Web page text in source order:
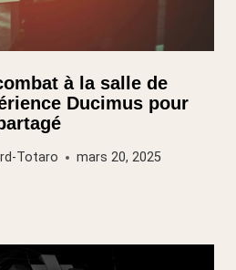
à la salle de
Ducimus pour
Totaro mars 20, 2025